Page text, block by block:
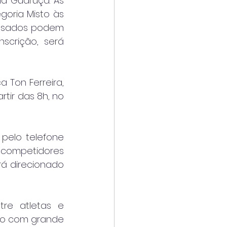
Misto às
podem
será
Ton Ferreira,
das 8h, no
telefone
direcionado
atletas e
com grande